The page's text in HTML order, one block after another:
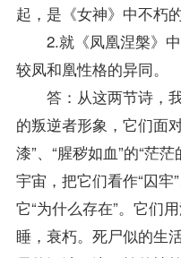
起，是《女神》中不朽的
2.就《凤凰涅槃》中
较凤和凰性格的异同。
答：从这两节诗，我
的叛逆者形象，它们面
漆”、“腥秽如血”的“茫
宇宙，把它们看作“囚牢
它“为什么存在”。它们
睡，衰朽。死尸似的生